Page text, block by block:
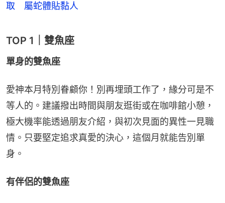
取 屬蛇體貼黏人
TOP 1｜雙魚座
單身的雙魚座
愛神本月特別眷顧你！別再埋頭工作了，緣分可是不
等人的。建議撥出時間與朋友逛街或在咖啡館小憩，
極大機率能透過朋友介紹，與初次見面的異性一見職
情。只要堅定追求真愛的決心，這個月就能告別單
身。
有伴侶的雙魚座